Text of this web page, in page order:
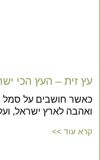
עץ זית – העץ הכי
כאשר חושבים על סמל
ואהבה לארץ ישראל,
קרא עוד >>